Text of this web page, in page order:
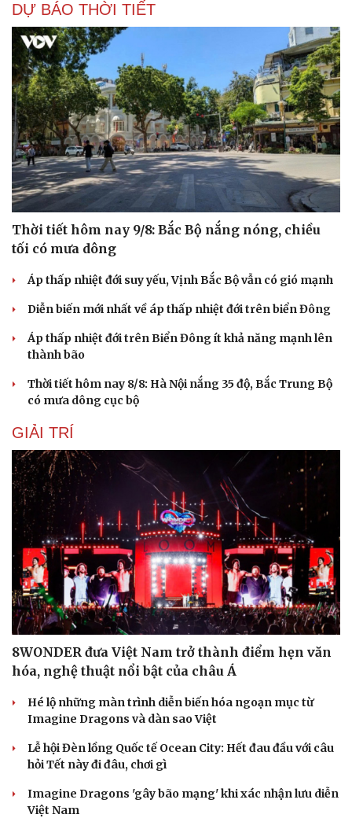
Cải chính
DỰ BÁO THỜI TIẾT
Thời tiết hôm nay 9/8: Bắc Bộ nắng nóng, chiều
tối có mưa dông
Áp thấp nhiệt đới suy yếu, Vịnh Bắc Bộ vẫn có gió mạnh
Diễn biến mới nhất về áp thấp nhiệt đới trên biển Đông
Áp thấp nhiệt đới trên Biển Đông ít khả năng mạnh lên
thành bão
Thời tiết hôm nay 8/8: Hà Nội nắng 35 độ, Bắc Trung Bộ
có mưa dông cục bộ
GIẢI TRÍ
8WONDER đưa Việt Nam trở thành điểm hẹn văn
hóa, nghệ thuật nổi bật của châu Á
Hé lộ những màn trình diễn biến hóa ngoạn mục từ
Imagine Dragons và dàn sao Việt
Lễ hội Đèn lồng Quốc tế Ocean City: Hết đau đầu với câu
hỏi Tết này đi đâu, chơi gì
Imagine Dragons 'gây bão mạng' khi xác nhận lưu diễn
Việt Nam